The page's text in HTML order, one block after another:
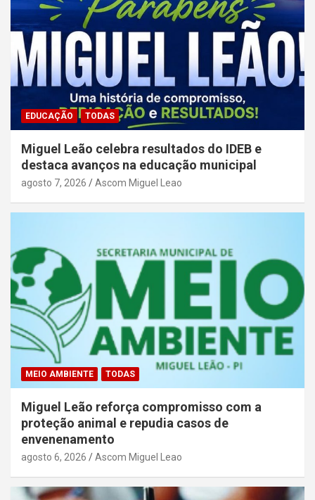
EDUCAÇÃO TODAS
Miguel Leão celebra resultados do IDEB e
destaca avanços na educação municipal
agosto 7, 2026 Ascom Miguel Leao
MEIO AMBIENTE TODAS
Miguel Leão reforça compromisso com a
proteção animal e repudia casos de
envenenamento
agosto 6, 2026 Ascom Miguel Leao